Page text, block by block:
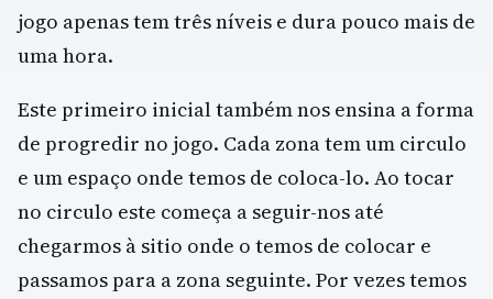
jogo apenas tem três níveis e dura pouco mais de
uma hora.
Este primeiro inicial também nos ensina a forma
de progredir no jogo. Cada zona tem um circulo
e um espaço onde temos de coloca-lo. Ao tocar
no circulo este começa a seguir-nos até
chegarmos à sitio onde o temos de colocar e
passamos para a zona seguinte. Por vezes temos